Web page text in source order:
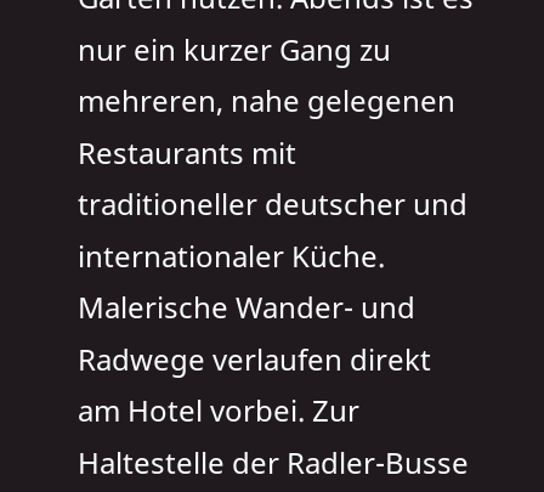
nur ein kurzer Gang zu
mehreren, nahe gelegenen
Restaurants mit
traditioneller deutscher und
internationaler Küche.
Malerische Wander- und
Radwege verlaufen direkt
am Hotel vorbei. Zur
Haltestelle der Radler-Busse